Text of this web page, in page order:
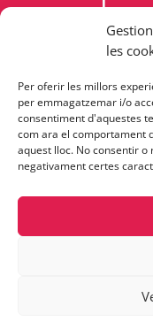
les
Per oferir les millors
per emmagatzemar i/o
consentiment d'aquestes
com ara el comportament
aquest lloc. No consentir
negativament certes